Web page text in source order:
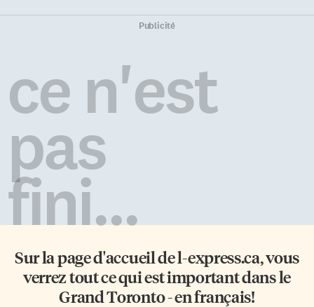
contre la covid, il est déplorable
de voir de mauvais acteurs
revendre des kits de […]
de Sarnia-Lambton et le Centre
Cet appel à l’offre active des
services en français avait été
appuyé par la députée fédérale
Publicité
ce n'est
pas
fini...
Sur la page d'accueil del-express.ca, vous
verrez tout ce qui est important dans le
Grand Toronto - en français!